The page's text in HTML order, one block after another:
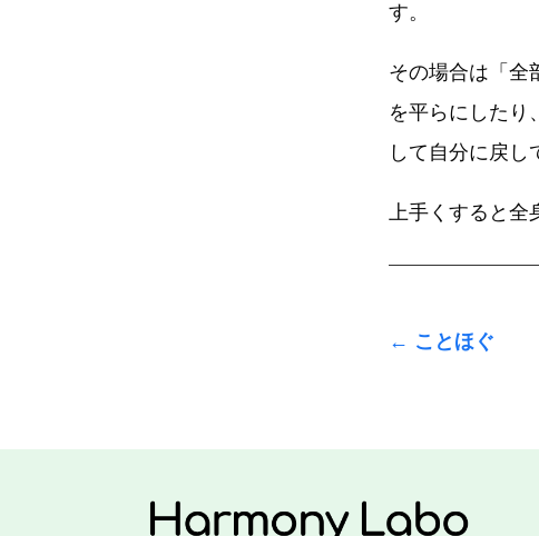
す。
その場合は「全
を平らにしたり
して自分に戻し
上手くすると
← ことほぐ